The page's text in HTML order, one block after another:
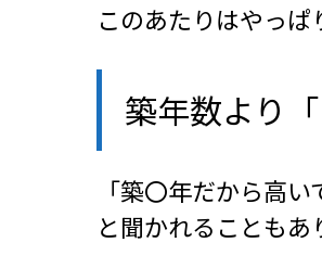
このあたりはやっぱ
築年数より
「築〇年だから高い
と聞かれることもあ